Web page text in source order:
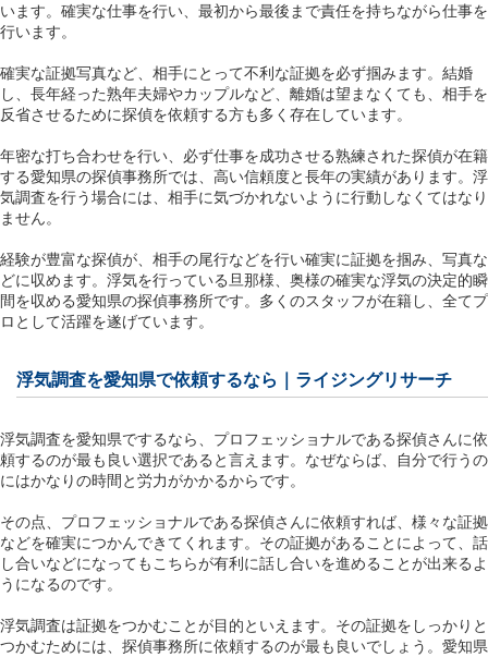
います。確実な仕事を行い、最初から最後まで責任を持ちながら仕事を
行います。
確実な証拠写真など、相手にとって不利な証拠を必ず掴みます。結婚
し、長年経った熟年夫婦やカップルなど、離婚は望まなくても、相手を
反省させるために探偵を依頼する方も多く存在しています。
年密な打ち合わせを行い、必ず仕事を成功させる熟練された探偵が在籍
する愛知県の探偵事務所では、高い信頼度と長年の実績があります。浮
気調査を行う場合には、相手に気づかれないように行動しなくてはなり
ません。
経験が豊富な探偵が、相手の尾行などを行い確実に証拠を掴み、写真な
どに収めます。浮気を行っている旦那様、奥様の確実な浮気の決定的瞬
間を収める愛知県の探偵事務所です。多くのスタッフが在籍し、全てプ
ロとして活躍を遂げています。
浮気調査を愛知県で依頼するなら｜ライジングリサーチ
浮気調査を愛知県でするなら、プロフェッショナルである探偵さんに依
頼するのが最も良い選択であると言えます。なぜならば、自分で行うの
にはかなりの時間と労力がかかるからです。
その点、プロフェッショナルである探偵さんに依頼すれば、様々な証拠
などを確実につかんできてくれます。その証拠があることによって、話
し合いなどになってもこちらが有利に話し合いを進めることが出来るよ
うになるのです。
浮気調査は証拠をつかむことが目的といえます。その証拠をしっかりと
つかむためには、探偵事務所に依頼するのが最も良いでしょう。愛知県